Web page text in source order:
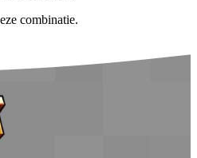
combinatie.